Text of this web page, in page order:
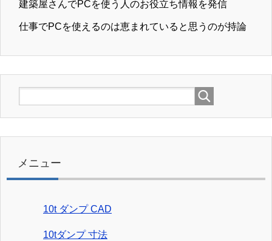
建築屋さんでPCを使う人のお役立ち情報を発信
仕事でPCを使えるのは恵まれていると思うのが持論
メニュー
10t ダンプ CAD
10tダンプ 寸法